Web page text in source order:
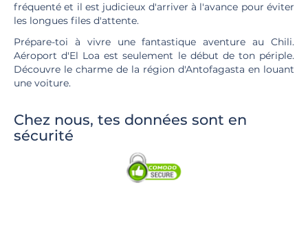
fréquenté et il est judicieux d'arriver à l'avance pour éviter
les longues files d'attente.
Prépare-toi à vivre une fantastique aventure au Chili.
Aéroport d'El Loa est seulement le début de ton périple.
Découvre le charme de la région d'Antofagasta en louant
une voiture.
Chez nous, tes données sont en
sécurité